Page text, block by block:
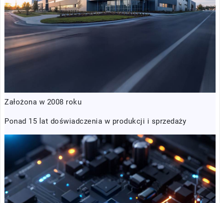
Założona w 2008 roku
Ponad 15 lat doświadczenia w produkcji i sprzedaży